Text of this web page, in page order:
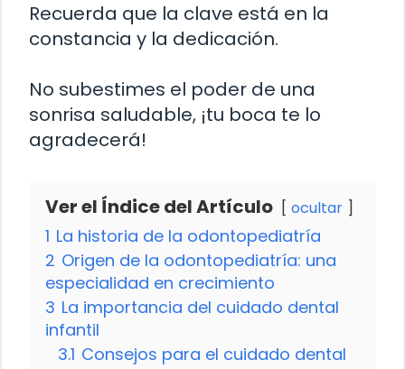
Recuerda que la clave está en la
constancia y la dedicación.
No subestimes el poder de una
sonrisa saludable, ¡tu boca te lo
agradecerá!
Ver el Índice del Artículo ocultar
1 La historia de la odontopediatría
2 Origen de la odontopediatría: una
especialidad en crecimiento
3 La importancia del cuidado dental
infantil
3.1 Consejos para el cuidado dental